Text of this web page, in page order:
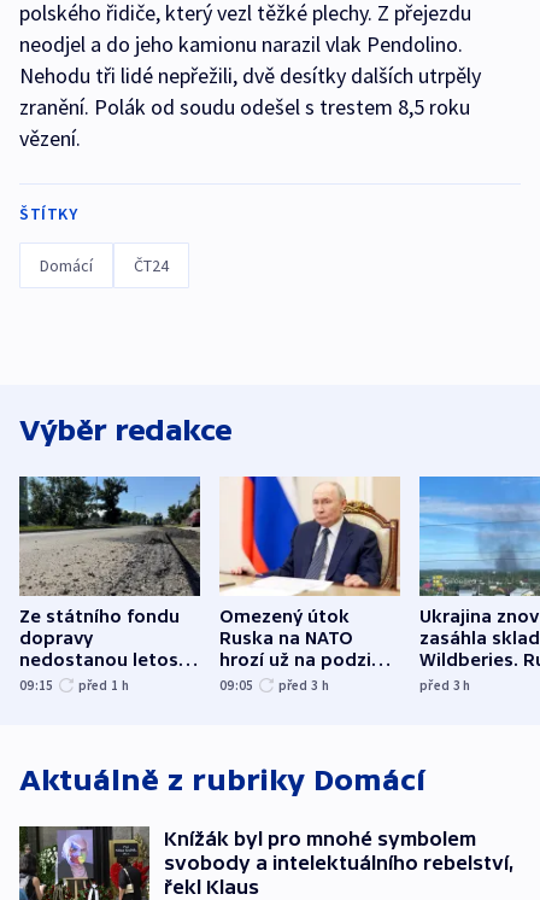
polského řidiče, který vezl těžké plechy. Z přejezdu
neodjel a do jeho kamionu narazil vlak Pendolino.
Nehodu tři lidé nepřežili, dvě desítky dalších utrpěly
zranění. Polák od soudu odešel s trestem 8,5 roku
vězení.
ŠTÍTKY
Domácí ČT24
Výběr redakce
Ze státního fondu
dopravy
nedostanou letos
kraje na silnice ani
09:15 před 1 h
Omezený útok
Ruska na NATO
hrozí už na podzim,
varují tajné služby
09:05 před 3 h
Ukrajina
zasáhla
Wildberies.
útočili v
před 3h
Aktuálně z rubriky Domácí
Knížák byl pro mnohé symbolem
svobody a intelektuálního rebelství,
řekl Klaus